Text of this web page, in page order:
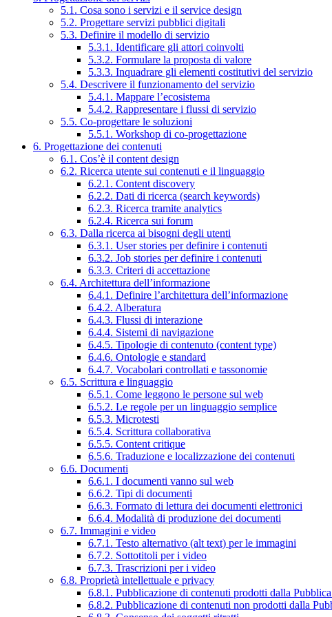
5.1. Cosa sono i servizi e il service design
5.2. Progettare servizi pubblici digitali
5.3. Definire il modello di servizio
5.3.1. Identificare gli attori coinvolti
5.3.2. Formulare la proposta di valore
5.3.3. Inquadrare gli elementi costitutivi del servizio
5.4. Descrivere il funzionamento del servizio
5.4.1. Mappare l’ecosistema
5.4.2. Rappresentare i flussi di servizio
5.5. Co-progettare le soluzioni
5.5.1. Workshop di co-progettazione
6. Progettazione dei contenuti
6.1. Cos’è il content design
6.2. Ricerca utente sui contenuti e il linguaggio
6.2.1. Content discovery
6.2.2. Dati di ricerca (search keywords)
6.2.3. Ricerca tramite analytics
6.2.4. Ricerca sui forum
6.3. Dalla ricerca ai bisogni degli utenti
6.3.1. User stories per definire i contenuti
6.3.2. Job stories per definire i contenuti
6.3.3. Criteri di accettazione
6.4. Architettura dell’informazione
6.4.1. Definire l’architettura dell’informazione
6.4.2. Alberatura
6.4.3. Flussi di interazione
6.4.4. Sistemi di navigazione
6.4.5. Tipologie di contenuto (content type)
6.4.6. Ontologie e standard
6.4.7. Vocabolari controllati e tassonomie
6.5. Scrittura e linguaggio
6.5.1. Come leggono le persone sul web
6.5.2. Le regole per un linguaggio semplice
6.5.3. Microtesti
6.5.4. Scrittura collaborativa
6.5.5. Content critique
6.5.6. Traduzione e localizzazione dei contenuti
6.6. Documenti
6.6.1. I documenti vanno sul web
6.6.2. Tipi di documenti
6.6.3. Formato di lettura dei documenti elettronici
6.6.4. Modalità di produzione dei documenti
6.7. Immagini e video
6.7.1. Testo alternativo (alt text) per le immagini
6.7.2. Sottotitoli per i video
6.7.3. Trascrizioni per i video
6.8. Proprietà intellettuale e privacy
6.8.1. Pubblicazione di contenuti prodotti dalla
6.8.2. Pubblicazione di contenuti non prodotti dalla